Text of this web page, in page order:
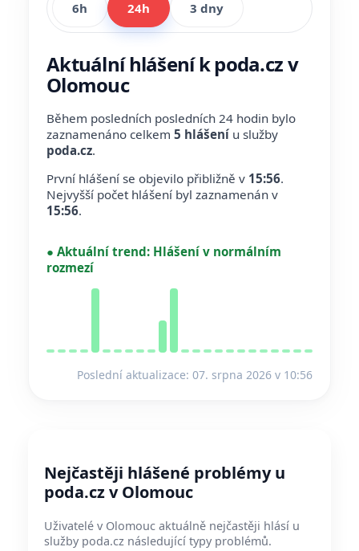
6h 24h 3 dny
Aktuální hlášení k poda.cz v
Olomouc
Během posledních posledních 24 hodin bylo
zaznamenáno celkem 5 hlášení u služby
poda.cz.
První hlášení se objevilo přibližně v 15:56.
Nejvyšší počet hlášení byl zaznamenán v
15:56.
● Aktuální trend: Hlášení v normálním
rozmezí
Poslední aktualizace: 07. srpna 2026 v 10:56
Nejčastěji hlášené problémy u
poda.cz v Olomouc
Uživatelé v Olomouc aktuálně nejčastěji hlásí u
služby poda.cz následující typy problémů.